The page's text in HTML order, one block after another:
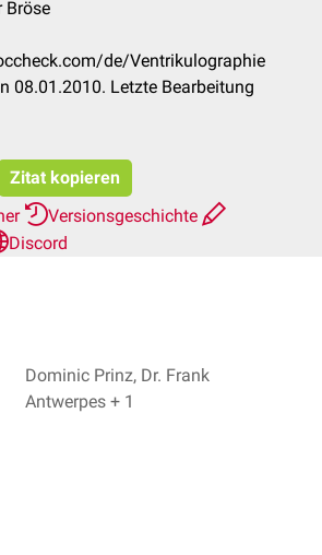
Bröse
de/Ventrikulographie
08.01.2010. Letzte Bearbeitung
Zitat kopieren
Versionsgeschichte
Discord
Dominic Prinz, Dr. Frank
Antwerpes + 1